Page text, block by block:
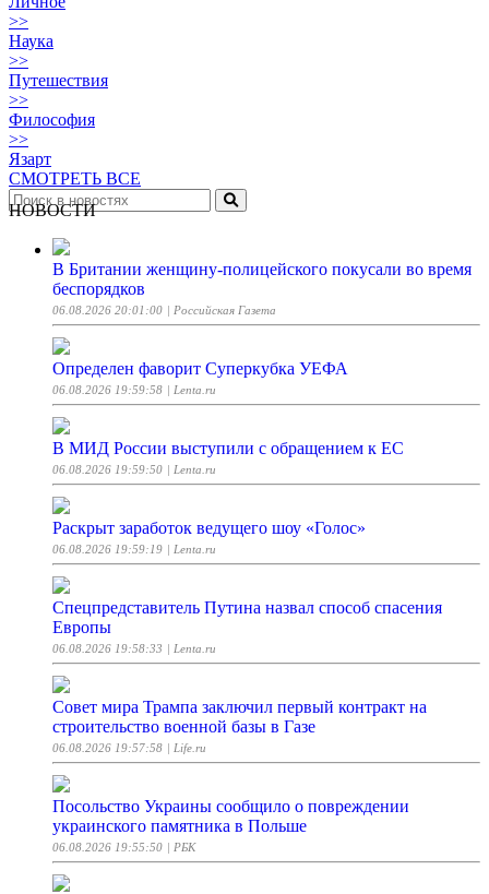
>>
Наука
>>
Путешествия
>>
Философия
>>
Язарт
СМОТРЕТЬ ВСЕ
НОВОСТИ
В Британии женщину-полицейского покусали во время
беспорядков
06.08.2026 20:01:00 | Российская Газета
Определен фаворит Суперкубка УЕФА
06.08.2026 19:59:58 | Lenta.ru
В МИД России выступили с обращением к ЕС
06.08.2026 19:59:50 | Lenta.ru
Раскрыт заработок ведущего шоу «Голос»
06.08.2026 19:59:19 | Lenta.ru
Спецпредставитель Путина назвал способ спасения
Европы
06.08.2026 19:58:33 | Lenta.ru
Совет мира Трампа заключил первый контракт на
строительство военной базы в Газе
06.08.2026 19:57:58 | Life.ru
Посольство Украины сообщило о повреждении
украинского памятника в Польше
06.08.2026 19:55:50 | РБК